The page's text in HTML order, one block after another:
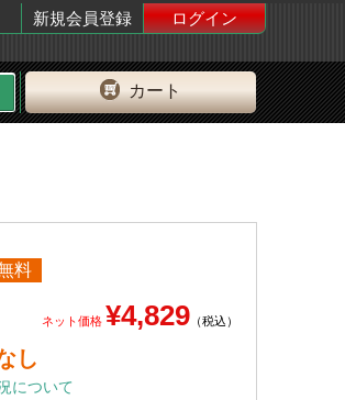
新規会員登録
ログイン
カート
料
ネット価格 ¥4,829 （税込）
し
について